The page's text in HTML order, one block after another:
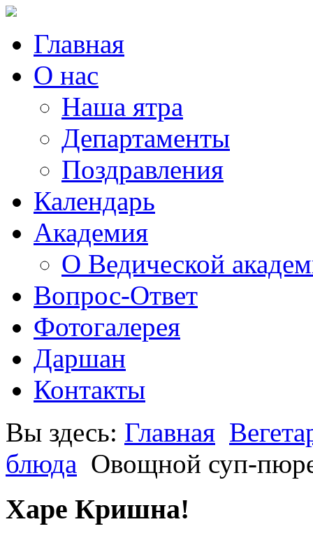
Главная
О нас
Наша ятра
Департаменты
Поздравления
Календарь
Академия
О Ведической
Вопрос-Ответ
Фотогалерея
Даршан
Контакты
Вы здесь: Главная
блюда Овощной суп-
Харе Кришна!